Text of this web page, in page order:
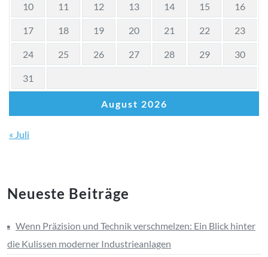
August 2026
10 11 12 13 14 15 16
17 18 19 20 21 22 23
24 25 26 27 28 29 30
31
« Juli
Neueste Beiträge
Wenn Präzision und Technik verschmelzen: Ein Blick hinter
die Kulissen moderner Industrieanlagen